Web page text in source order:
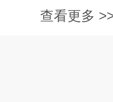
查看更多